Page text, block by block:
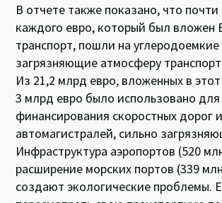
В отчете также показано, что почти
каждого евро, который был вложен
транспорт, пошли на углеродоемкие
загрязняющие атмосферу
Из 21,2 млрд евро, вложенных в
3 млрд евро было использовано для
финансирования скоростных дорог и
автомагистралей, сильно
Инфраструктура аэропортов (520
расширение морских портов (339
создают экологические проблемы.